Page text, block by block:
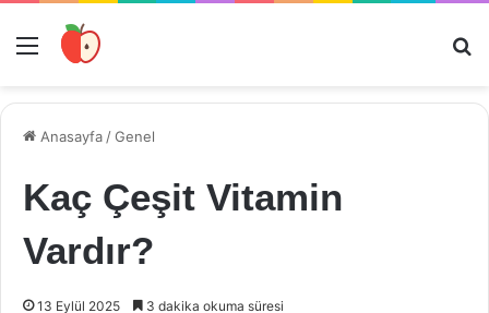
Menü
Anasayfa /Genel
Kaç Çeşit Vitamin
Vardır?
13 Eylül 2025 3 dakika okuma süresi